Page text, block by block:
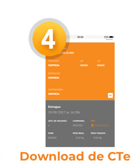
Download de CTe